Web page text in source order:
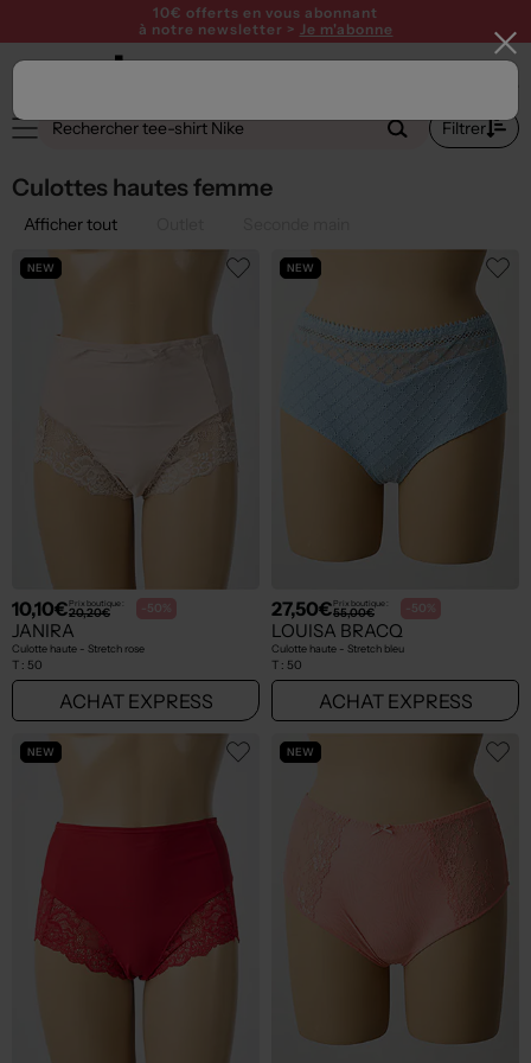
10€ offerts en vous abonnant
à notre newsletter > Je m'abonne
Filtrer
Culottes hautes femme
Afficher tout
NEW
10,10€Prix boutique :
20,20€ -50%
JANIRA
Culotte haute - Stretch rose
T : 50
ACHAT EXPRESS
NEW
27,50€Prix boutique :
55,00€ -50%
LOUISA BRACQ
Culotte haute - Stretch bleu
T : 50
ACHAT EXPRESS
NEW NEW